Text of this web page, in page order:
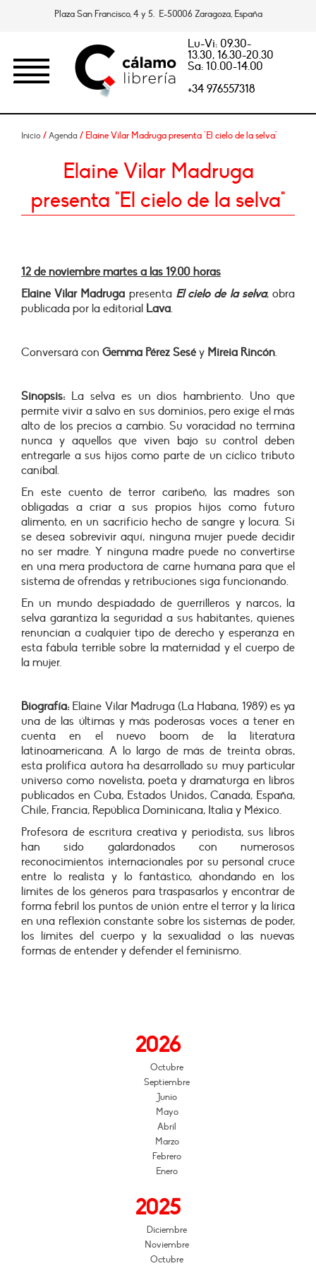
Plaza San Francisco, 4 y 5. E-50006 Zaragoza, España
Lu-Vi: 09.30-
13.30, 16.30-20.30
Sa: 10.00-14.00
+34 976557318
Inicio / Agenda / Elaine Vilar Madruga presenta "El cielo de la selva"
Elaine Vilar Madruga
presenta "El cielo de la selva"
12 de noviembre martes a las 19.00 horas
Elaine Vilar Madruga presenta El cielo de la selva, obra
publicada por la editorial Lava.
Conversará con Gemma Pérez Sesé y Mireia Rincón.
Sinopsis: La selva es un dios hambriento. Uno que
permite vivir a salvo en sus dominios, pero exige el más
alto de los precios a cambio. Su voracidad no termina
nunca y aquellos que viven bajo su control deben
entregarle a sus hijos como parte de un cíclico tributo
caníbal.
En este cuento de terror caribeño, las madres son
obligadas a criar a sus propios hijos como futuro
alimento, en un sacrificio hecho de sangre y locura. Si
se desea sobrevivir aquí, ninguna mujer puede decidir
no ser madre. Y ninguna madre puede no convertirse
en una mera productora de carne humana para que el
sistema de ofrendas y retribuciones siga funcionando.
En un mundo despiadado de guerrilleros y narcos, la
selva garantiza la seguridad a sus habitantes, quienes
renuncian a cualquier tipo de derecho y esperanza en
esta fábula terrible sobre la maternidad y el cuerpo de
la mujer.
Biografía:Elaine Vilar Madruga (La Habana, 1989) es ya
una de las últimas y más poderosas voces a tener en
cuenta en el nuevo boom de la literatura
latinoamericana. A lo largo de más de treinta obras,
esta prolífica autora ha desarrollado su muy particular
universo como novelista, poeta y dramaturga en libros
publicados en Cuba, Estados Unidos, Canadá, España,
Chile, Francia, República Dominicana, Italia y México.
Profesora de escritura creativa y periodista, sus libros
han sido galardonados con numerosos
reconocimientos internacionales por su personal cruce
entre lo realista y lo fantástico, ahondando en los
límites de los géneros para traspasarlos y encontrar de
forma febril los puntos de unión entre el terror y la lírica
en una reflexión constante sobre los sistemas de poder,
los límites del cuerpo y la sexualidad o las nuevas
formas de entender y defender el feminismo.
2026
Octubre
Septiembre
Junio
Mayo
Abril
Marzo
Febrero
Enero
2025
Diciembre
Noviembre
Octubre